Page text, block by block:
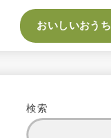
おいしいおうち
検索